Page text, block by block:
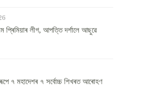
লীগ, আপত্তি দৰ্শালে আছুৱে
৭ মহাদেশৰ ৭ সৰ্বোচ্চ শিখৰত আৰোহণ